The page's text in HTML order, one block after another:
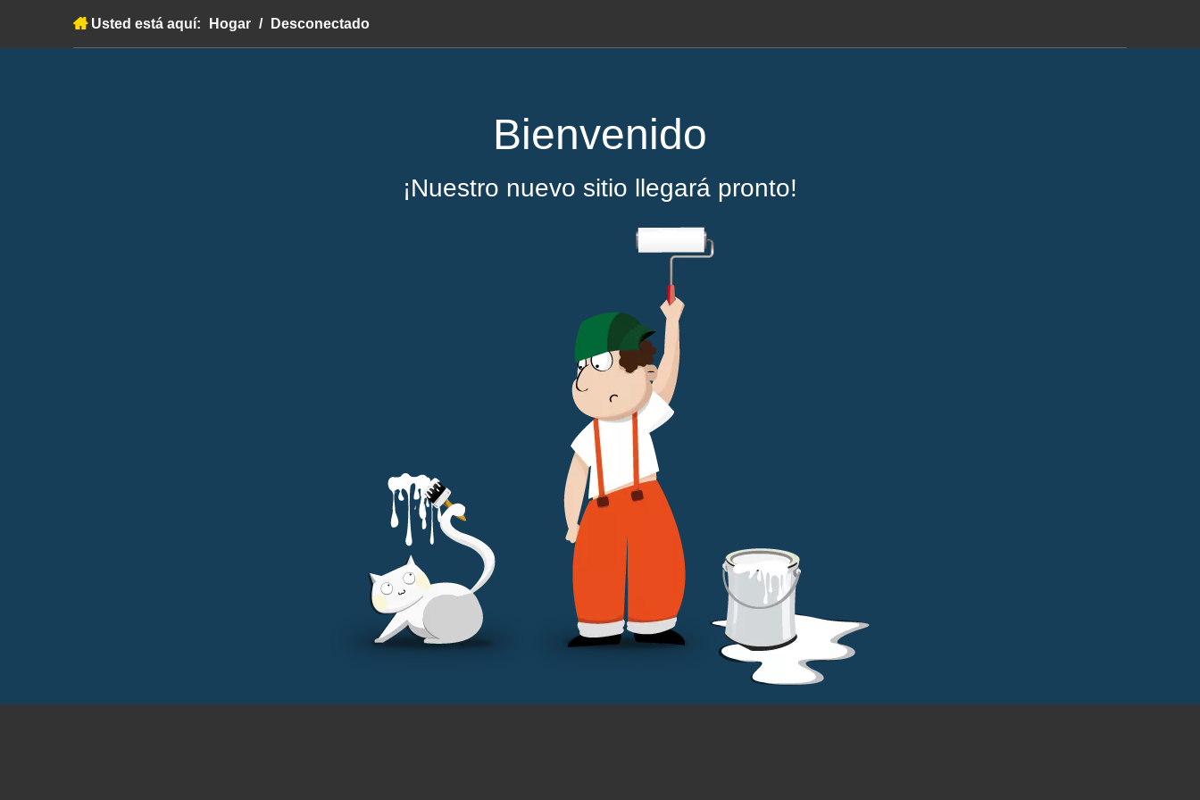
Usted está aquí: Hogar / Desconectado
Bienvenido
¡Nuestro nuevo sitio llegará pronto!